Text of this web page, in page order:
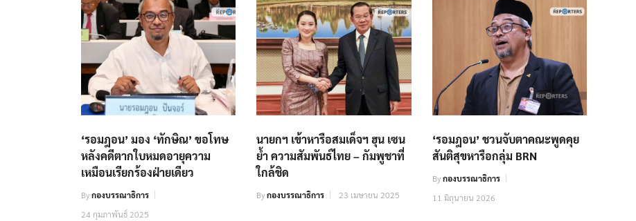
‘รอมฎอน’ มอง ‘ทักษิณ’ ขอโทษ
หลังคดีตากใบหมดอายุความ
เหมือนเรียกร้องฝ่ายเดียว
Byกองบรรณาธิการ
24 กุมภาพันธ์ 2025
นายกฯ เข้าหารือสมเด็จฯ ฮุน เซน
ย้ำ ความสัมพันธ์ไทย – กัมพูชาที่
ใกล้ชิด
Byกองบรรณาธิการ 23 เมษายน 2025
‘รอมฎอน’ ชวนจับตาคณะพูดคุย
สันติสุขหารือกลุ่ม BRN
Byกองบรรณาธิการ
11 มิถุนายน 2026